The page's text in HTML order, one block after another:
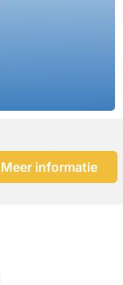
Meer informatie